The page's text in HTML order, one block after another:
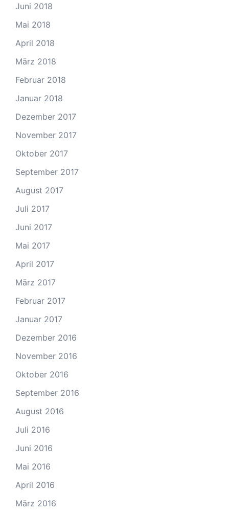
Juni 2018
Mai 2018
April 2018
März 2018
Februar 2018
Januar 2018
Dezember 2017
November 2017
Oktober 2017
September 2017
August 2017
Juli 2017
Juni 2017
Mai 2017
April 2017
März 2017
Februar 2017
Januar 2017
Dezember 2016
November 2016
Oktober 2016
September 2016
August 2016
Juli 2016
Juni 2016
Mai 2016
April 2016
März 2016